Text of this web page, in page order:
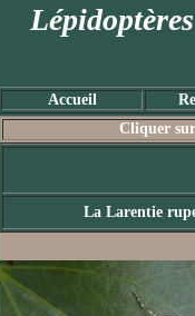
Accueil
Cliquer
La Larentie